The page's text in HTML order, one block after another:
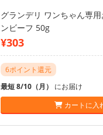
グランデリ ワンちゃん専
ンビーフ 50g
¥303
6ポイント還元
最短 8/10（月） にお届け
カートに入